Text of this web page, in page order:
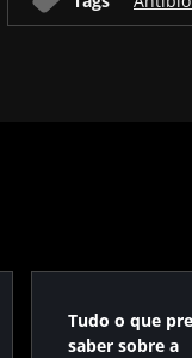
Tudo o que
saber sobre a